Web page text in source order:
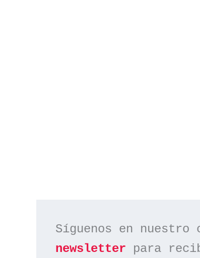
Síguenos en
newsletter para